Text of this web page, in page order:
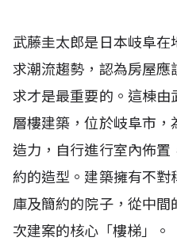
武藤圭太郎是日本岐阜
求潮流趨勢，認為房屋
求才是最重要的。這棟
層樓建築，位於岐阜市，
造力，自行進行室內佈
約的造型。建築擁有不
庫及簡約的院子，從中
次建案的核心「樓梯」。